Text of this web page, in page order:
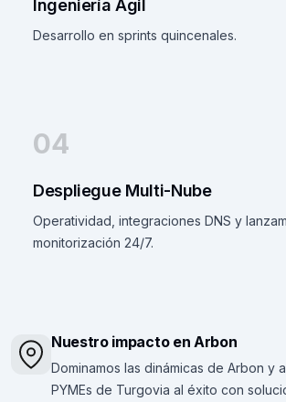
Ingeniería Ágil
Desarrollo en sprints quincenales.
04
Despliegue Multi-Nube
Operatividad, integraciones DNS y
monitorización 24/7.
Nuestro impacto en Arbon
Dominamos las dinámicas de Arbon y
PYMEs de Turgovia al éxito con